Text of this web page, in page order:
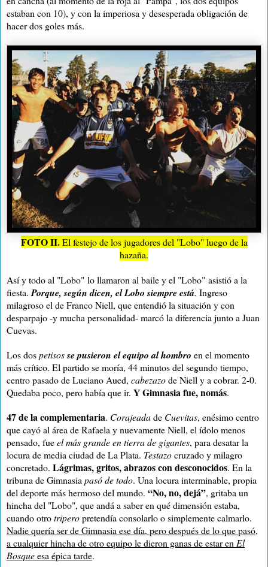
estaban con 10), y con la imperiosa y desesperada obligación de
hacer dos goles más.
FOTO II.El festejo de los jugadores del "Lobo" luego de la
hazaña.
Así y todo al "Lobo" lo llamaron al baile y el "Lobo" asistió a la
fiesta.Porque, según dicen, el Lobo siempre está. Ingreso
milagroso el de Franco Niell, que entendió la situación y con
desparpajo -y mucha personalidad- marcó la diferencia junto a Juan
Cuevas.
Los dospetisosse pusieron el equipo al hombro en el momento
más crítico. El partido se moría, 44 minutos del segundo tiempo,
centro pasado de Luciano Aued, cabezazode Niell y a cobrar. 2-0.
Quedaba poco, pero había que ir. Y Gimnasia fue, nomás.
47 de la complementaria. Corajeadade Cuevitas, enésimo centro
que cayó al área de Rafaela y nuevamente Niell, el ídolo menos
pensado, fueel más grande en tierra de gigantes, para desatar la
locura de media ciudad de La Plata. Testazocruzado y milagro
concretado. Lágrimas, gritos, abrazos con desconocidos. En la
tribuna de Gimnasiapasó de todo. Una locura interminable, propia
del deporte más hermoso del mundo. “No, no, dejá”, gritaba un
hincha del "Lobo", que andá a saber en qué dimensión estaba,
cuando otrotriperopretendía consolarlo o simplemente calmarlo.
Nadie quería ser de Gimnasia ese día, pero después de lo que pasó,
a cualquier hincha de otro equipo le dieron ganas de estar enEl
Bosqueesa épica tarde.